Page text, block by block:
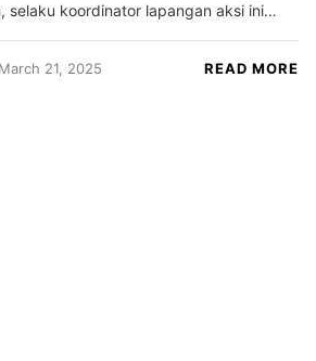
selaku koordinator lapangan aksi ini…
March 21, 2025 READ MORE